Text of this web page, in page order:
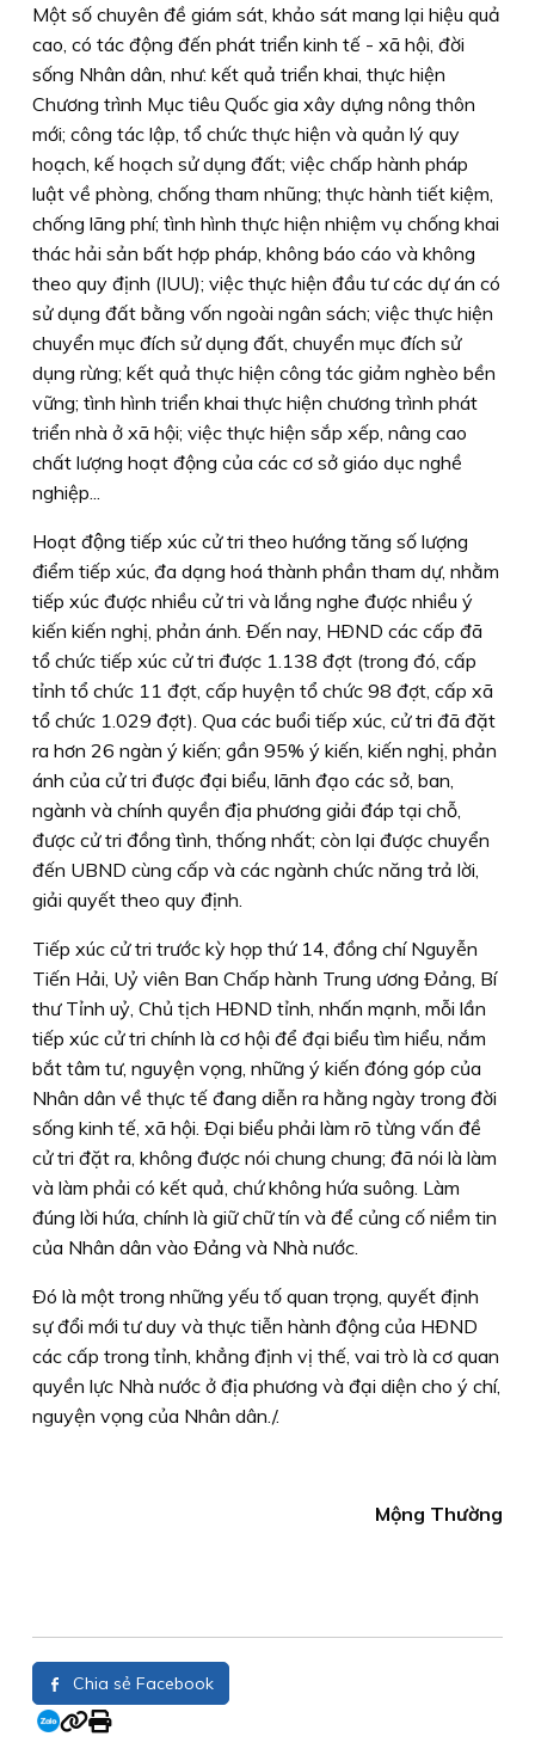
Một số chuyên đề giám sát, khảo sát mang lại hiệu quả
cao, có tác động đến phát triển kinh tế - xã hội, đời
sống Nhân dân, như: kết quả triển khai, thực hiện
Chương trình Mục tiêu Quốc gia xây dựng nông thôn
mới; công tác lập, tổ chức thực hiện và quản lý quy
hoạch, kế hoạch sử dụng đất; việc chấp hành pháp
luật về phòng, chống tham nhũng; thực hành tiết kiệm,
chống lãng phí; tình hình thực hiện nhiệm vụ chống khai
thác hải sản bất hợp pháp, không báo cáo và không
theo quy định (IUU); việc thực hiện đầu tư các dự án có
sử dụng đất bằng vốn ngoài ngân sách; việc thực hiện
chuyển mục đích sử dụng đất, chuyển mục đích sử
dụng rừng; kết quả thực hiện công tác giảm nghèo bền
vững; tình hình triển khai thực hiện chương trình phát
triển nhà ở xã hội; việc thực hiện sắp xếp, nâng cao
chất lượng hoạt động của các cơ sở giáo dục nghề
nghiệp...
Hoạt động tiếp xúc cử tri theo hướng tăng số lượng
điểm tiếp xúc, đa dạng hoá thành phần tham dự, nhằm
tiếp xúc được nhiều cử tri và lắng nghe được nhiều ý
kiến kiến nghị, phản ánh. Ðến nay, HÐND các cấp đã
tổ chức tiếp xúc cử tri được 1.138 đợt (trong đó, cấp
tỉnh tổ chức 11 đợt, cấp huyện tổ chức 98 đợt, cấp xã
tổ chức 1.029 đợt). Qua các buổi tiếp xúc, cử tri đã đặt
ra hơn 26 ngàn ý kiến; gần 95% ý kiến, kiến nghị, phản
ánh của cử tri được đại biểu, lãnh đạo các sở, ban,
ngành và chính quyền địa phương giải đáp tại chỗ,
được cử tri đồng tình, thống nhất; còn lại được chuyển
đến UBND cùng cấp và các ngành chức năng trả lời,
giải quyết theo quy định.
Tiếp xúc cử tri trước kỳ họp thứ 14, đồng chí Nguyễn
Tiến Hải, Uỷ viên Ban Chấp hành Trung ương Ðảng, Bí
thư Tỉnh uỷ, Chủ tịch HÐND tỉnh, nhấn mạnh, mỗi lần
tiếp xúc cử tri chính là cơ hội để đại biểu tìm hiểu, nắm
bắt tâm tư, nguyện vọng, những ý kiến đóng góp của
Nhân dân về thực tế đang diễn ra hằng ngày trong đời
sống kinh tế, xã hội. Ðại biểu phải làm rõ từng vấn đề
cử tri đặt ra, không được nói chung chung; đã nói là làm
và làm phải có kết quả, chứ không hứa suông. Làm
đúng lời hứa, chính là giữ chữ tín và để củng cố niềm tin
của Nhân dân vào Ðảng và Nhà nước.
Ðó là một trong những yếu tố quan trọng, quyết định
sự đổi mới tư duy và thực tiễn hành động của HÐND
các cấp trong tỉnh, khẳng định vị thế, vai trò là cơ quan
quyền lực Nhà nước ở địa phương và đại diện cho ý chí,
nguyện vọng của Nhân dân./.
Mộng Thường
Chia sẻ Facebook